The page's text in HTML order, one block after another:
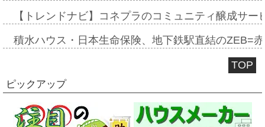
【トレンドナビ】コネプラのコミュニティ醸成サ
積水ハウス・日本生命保険、地下鉄駅直結のZEB=
TOP
ピックアップ